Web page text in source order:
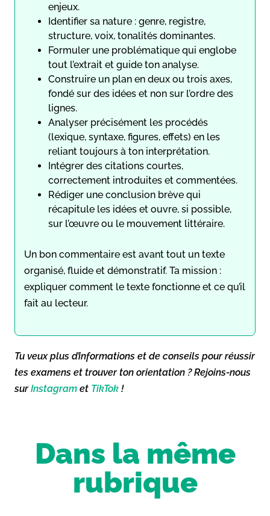
enjeux.
Identifier sa nature : genre, registre,
structure, voix, tonalités dominantes.
Formuler une problématique qui englobe
tout l’extrait et guide ton analyse.
Construire un plan en deux ou trois axes,
fondé sur des idées et non sur l’ordre des
lignes.
Analyser précisément les procédés
(lexique, syntaxe, figures, effets) en les
reliant toujours à ton interprétation.
Intégrer des citations courtes,
correctement introduites et commentées.
Rédiger une conclusion brève qui
récapitule les idées et ouvre, si possible,
sur l’œuvre ou le mouvement littéraire.
Un bon commentaire est avant tout un texte
organisé, fluide et démonstratif. Ta mission :
expliquer comment le texte fonctionne et ce qu’il
fait au lecteur.
Tu veux plus d’informations et de conseils pour réussir
tes examens et trouver ton orientation ? Rejoins-nous
surInstagram et TikTok !
Dans la même
rubrique